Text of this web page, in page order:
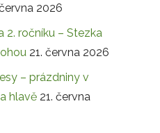
2026
2. ročníku – Stezka
21. června 2026
– prázdniny v
hlavě 21. června